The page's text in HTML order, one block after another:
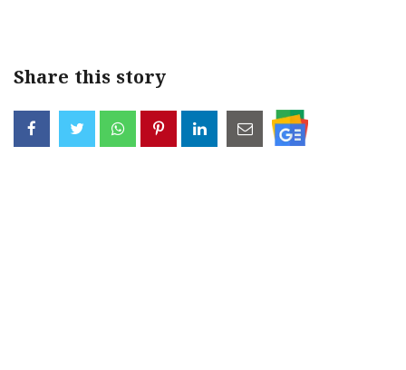
Share this story